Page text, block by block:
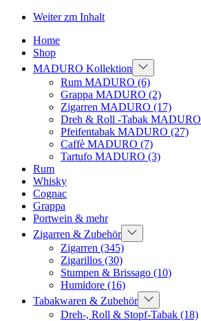
Weiter zm Inhalt
Home
Shop
MADURO Kollektion
Rum MADURO (6)
Grappa MADURO (2)
Zigarren MADURO (17)
Dreh & Roll -Tabak MADURO
Pfeifentabak MADURO (27)
Caffè MADURO (7)
Tartufo MADURO (3)
Rum
Whisky
Cognac
Grappa
Portwein & mehr
Zigarren & Zubehör
Zigarren (345)
Zigarillos (30)
Stumpen & Brissago (10)
Humidore (16)
Tabakwaren & Zubehör
Dreh-, Roll & Stopf-Tabak (18)